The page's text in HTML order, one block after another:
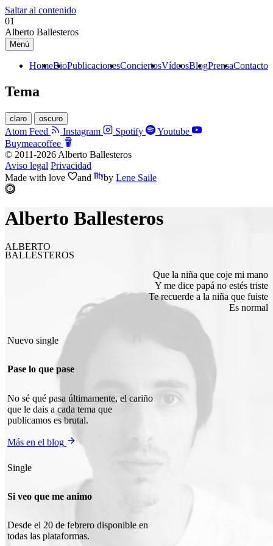
Saltar al contenido
01
Alberto Ballesteros
Menú
HomeBioPublicacionesConciertosVídeosBlogPrensaContacto
Tema
claro oscuro
Atom Feed Instagram Spotify
Youtube
Buymeacoffee
© 2011-2026 Alberto Ballesteros
Aviso legal Privacidad
Made with love and by Lene Saile
Alberto Ballesteros
ALBERTO
BALLESTEROS
Que la niña que coje mi mano
Y me dice papá no estés triste
Te recuerde a la niña que fuiste
Es normal
Nuevo single
Pase lo que pase
No sé qué pasa últimamente, el cariño
que le dais a cada tema que
publicamos es brutal.
Más en el blog
Single
Si veo que me animo
Desde el 20 de febrero disponible en
todas las plataformas.